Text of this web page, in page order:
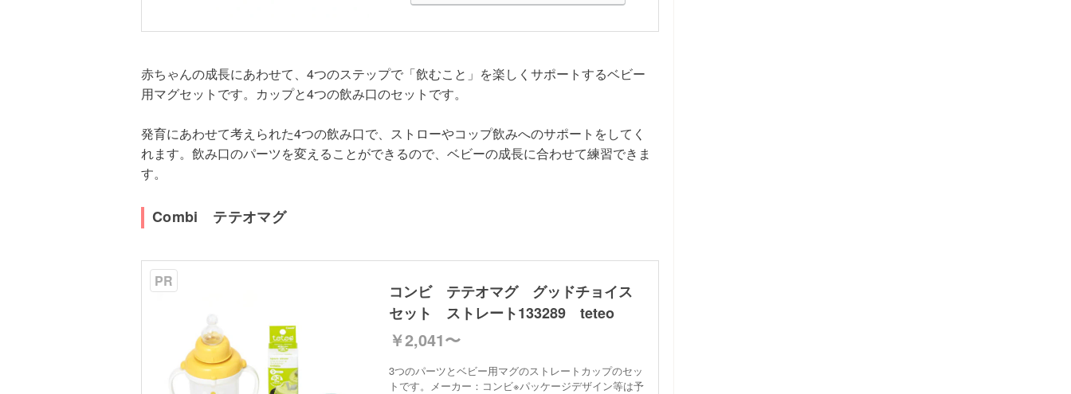
赤ちゃんの成長にあわせて、4つのステップで「飲むこと」を楽しくサポートするベビー
用マグセットです。カップと4つの飲み口のセットです。
発育にあわせて考えられた4つの飲み口で、ストローやコップ飲みへのサポートをしてく
れます。飲み口のパーツを変えることができるので、ベビーの成長に合わせて練習できま
す。
Combi テテオマグ
PR
コンビ テテオマグ グッドチョイス
セット ストレート133289 teteo
￥2,041〜
3つのパーツとベビー用マグのストレートカップのセッ
トです。メーカー：コンビ※パッケージデザイン等は予